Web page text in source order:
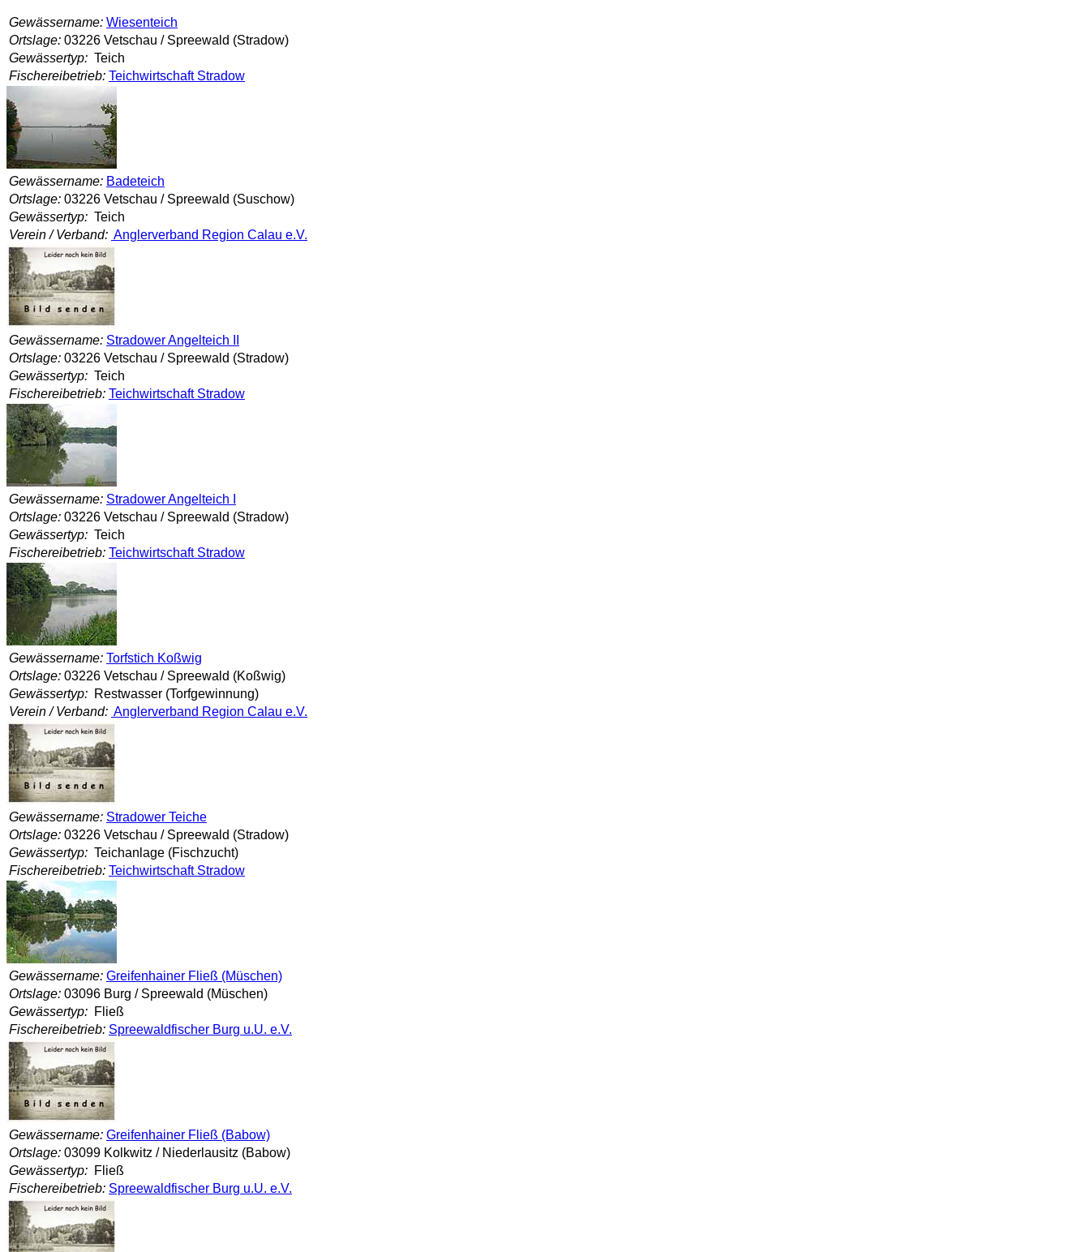
Gewässername: Wiesenteich
Ortslage: 03226 Vetschau / Spreewald (Stradow)
Gewässertyp: Teich
Fischereibetrieb: Teichwirtschaft Stradow
Gewässername: Badeteich
Ortslage: 03226 Vetschau / Spreewald (Suschow)
Gewässertyp: Teich
Verein / Verband: Anglerverband Region Calau e.V.
Gewässername: Stradower Angelteich II
Ortslage: 03226 Vetschau / Spreewald (Stradow)
Gewässertyp: Teich
Fischereibetrieb: Teichwirtschaft Stradow
Gewässername: Stradower Angelteich I
Ortslage: 03226 Vetschau / Spreewald (Stradow)
Gewässertyp: Teich
Fischereibetrieb: Teichwirtschaft Stradow
Gewässername: Torfstich Koßwig
Ortslage: 03226 Vetschau / Spreewald (Koßwig)
Gewässertyp: Restwasser (Torfgewinnung)
Verein / Verband: Anglerverband Region Calau e.V.
Gewässername: Stradower Teiche
Ortslage: 03226 Vetschau / Spreewald (Stradow)
Gewässertyp: Teichanlage (Fischzucht)
Fischereibetrieb: Teichwirtschaft Stradow
Gewässername: Greifenhainer Fließ (Müschen)
Ortslage: 03096 Burg / Spreewald (Müschen)
Gewässertyp: Fließ
Fischereibetrieb: Spreewaldfischer Burg u.U. e.V.
Gewässername: Greifenhainer Fließ (Babow)
Ortslage: 03099 Kolkwitz / Niederlausitz (Babow)
Gewässertyp: Fließ
Fischereibetrieb: Spreewaldfischer Burg u.U. e.V.